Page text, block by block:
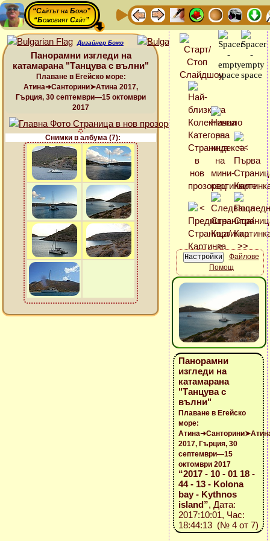
“Сайтът на Божо”
“Божовият Сайт”
Дизайнер Божо
Панорамни изгледи на
катамарана "Танцува с вълни"
Плаване в Егейско море:
Атина➜Санторини➤Атина 2017,
Гърция, 30 септември—15 октомври
2017
Снимки в албума (7):
Файлове
Помощ
Панорамни
изгледи на
катамарана
"Танцува с
вълни"
Плаване в Егейско
море:
2017, Гърция, 30
септември—15
октомври 2017
“2017 - 10 - 01 18 -
44 - 13 - Kolona
bay - Kythnos
island”, Дата:
2017:10:01, Час:
18:44:13 (№ 4 от 7)